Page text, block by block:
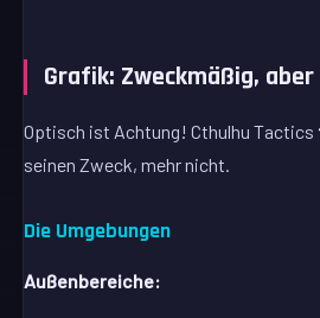
Grafik: Zweckmäßig,
Optisch ist Achtung! Cthulhu Tactics
seinen Zweck, mehr nicht.
Die Umgebungen
Außenbereiche: